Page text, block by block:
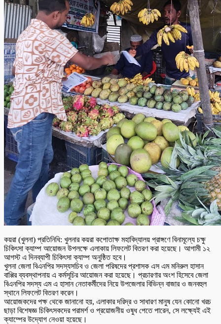
কয়রা (খুলনা) প্রতিনিধি: খুলনার কয়রা কপোতাক্ষ মহাবিদ্যালয় প্রাঙ্গণে বিনামূল্যে চক্ষু
চিকিৎসা ক্যাম্প আয়োজন উপলক্ষে এলাকায় লিফলেট বিতরণ করা হয়েছে। আগামী ১২
আগস্ট এ দিনব্যাপী চিকিৎসা ক্যাম্প অনুষ্ঠিত হবে।
খুলনা জেলা বিএনপির সদস্যসচিব ও জেলা পরিষদের প্রশাসক এস এম মনিরুল হাসান
বাপ্পির ব্যবস্থাপনায় এ কর্মসূচির আয়োজন করা হয়েছে। প্রচারণার অংশ হিসেবে জেলা
বিএনপির সদস্য এম এ হাসান নেতাকর্মীদের নিয়ে উপজেলার বিভিন্ন বাজার ও জনবহুল
স্থানে লিফলেট বিতরণ করেন।
আয়োজকদের পক্ষ থেকে জানানো হয়, এলাকার দরিদ্র ও সাধারণ মানুষ যেন কোনো খরচ
ছাড়া বিশেষজ্ঞ চিকিৎসকদের পরামর্শ ও প্রয়োজনীয় ওষুধ পেতে পারেন, সে লক্ষ্যেই এই
ক্যাম্পের উদ্যোগ নেওয়া হয়েছে।